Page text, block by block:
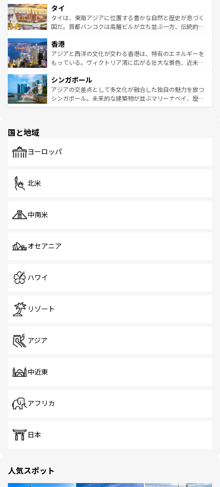
リティに包まれながら、韓国の多彩な魅力を心ゆくまで味
わってみてほしい。 なお、新着の韓国情報はコンテンツ一
覧を参照してほしい。
急速な発展と共に伝統が息づく。ハノイの古い町並みやホ
ーチミン市のフランス統治時代の建物も、独特の雰囲気を
醸し出している。また、バラエティの豊かさとおいしさで
とつ。フォーやバインミー、ベトナムコーヒーなどは、ぜ
ひ現地で味わいたい。どの地域を訪れてもあたたかい人々
が旅行者を迎えてくれるので、きっと忘れられない旅にな
参照してほしい。
タイ
タイは、東南アジアに位置する豊かな自然と歴史が息づく
国だ。首都バンコクは高層ビルが立ち並ぶ一方、伝統的な
の活気が交差している。北部ではチェンマイなどの山岳地
帯で自然と触れ合い、南部ではプーケットやクラビの美し
いビーチでリゾート気分を楽しむことができる。タイ料理
激する。気候は一年中温暖で、どの季節にも異なる楽しみ
が待っている。親しみやすいタイの人々、仏教を中心とし
た文化、そして多様な観光資源が、訪れる旅人を魅了し続
香港
アジアと西洋の文化が交わる香港は、特有のエネルギーを
もっている。ヴィクトリア湾に広がる壮大な景色、近未来
み、どこを訪れても感動するはず。観光スポットが密集し
ており、効率よく見どころを回れるのも魅力。息をのむよ
うな絶景から文化的な体験まで、香港を存分に楽しみ尽く
シンガポール
アジアの交差点として多文化が融合した独自の魅力を放つ
シンガポール。未来的な建築物が並ぶマリーナベイ、歴史
で、ホーカーズは地元の風情を楽しめる外せないスポット
国と地域
ヨーロッパ
北米
中南米
オセアニア
ハワイ
リゾート
アジア
中近東
アフリカ
日本
人気スポット